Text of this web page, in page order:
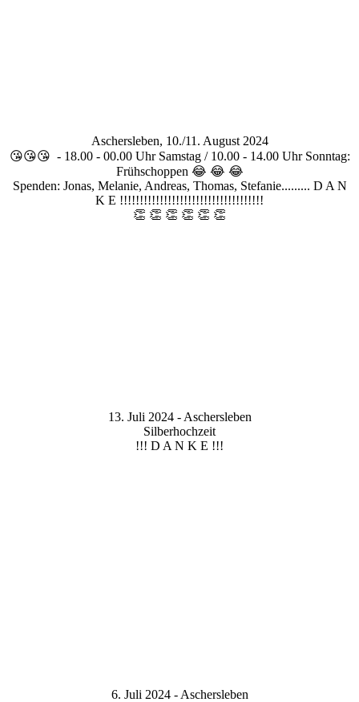
Aschersleben, 10./11. August 2024
😘😘😘 - 18.00 - 00.00 Uhr Samstag / 10.00 - 14.00 Uhr Sonntag:
Frühschoppen 😂 😂 😂
Spenden: Jonas, Melanie, Andreas, Thomas, Stefanie......... D A N
K E !!!!!!!!!!!!!!!!!!!!!!!!!!!!!!!!!!!!
👏 👏 👏 👏 👏 👏
13. Juli 2024 - Aschersleben
Silberhochzeit
!!! D A N K E !!!
6. Juli 2024 - Aschersleben